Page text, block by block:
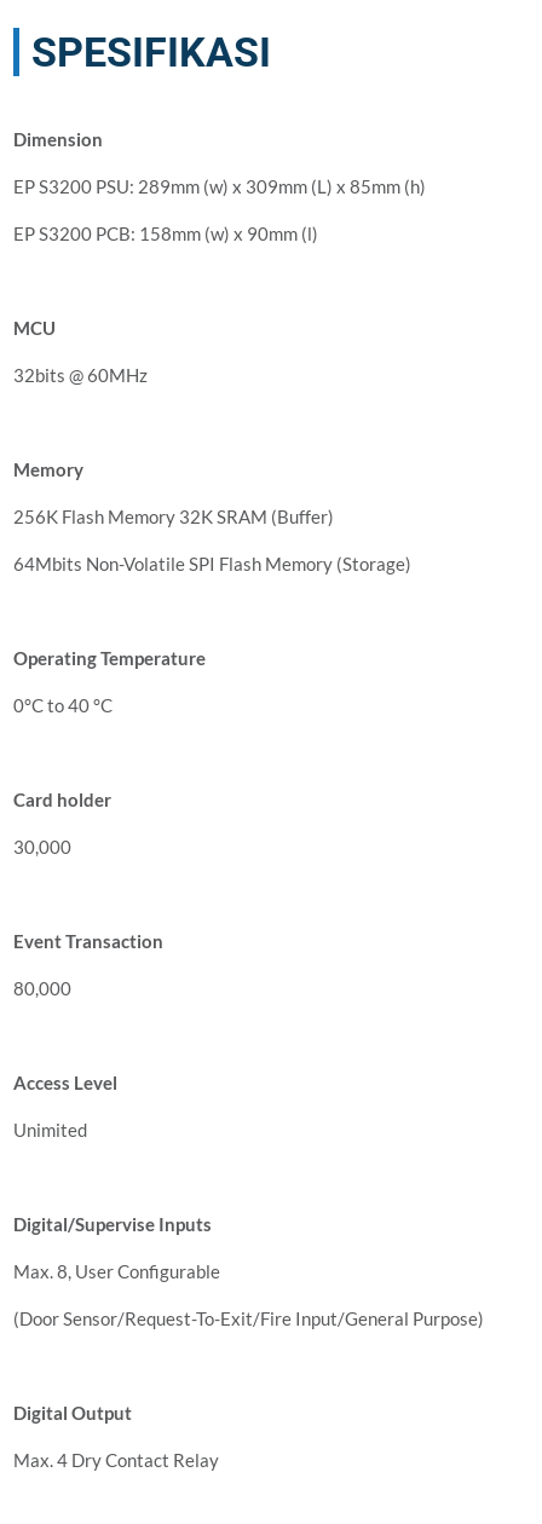
SPESIFIKASI
Dimension
EP S3200 PSU: 289mm (w) x 309mm (L) x 85mm (h)
EP S3200 PCB: 158mm (w) x 90mm (l)
MCU
32bits @ 60MHz
Memory
256K Flash Memory 32K SRAM (Buffer)
64Mbits Non-Volatile SPI Flash Memory (Storage)
Operating Temperature
0°C to 40 °C
Card holder
30,000
Event Transaction
80,000
Access Level
Unimited
Digital/Supervise Inputs
Max. 8, User Configurable
(Door Sensor/Request-To-Exit/Fire Input/General Purpose)
Digital Output
Max. 4 Dry Contact Relay